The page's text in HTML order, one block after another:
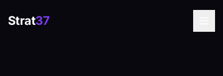
Strat37